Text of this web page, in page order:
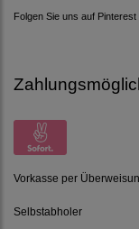
Folgen Sie uns auf Pinterest
Vorkasse per
Selbstabholer